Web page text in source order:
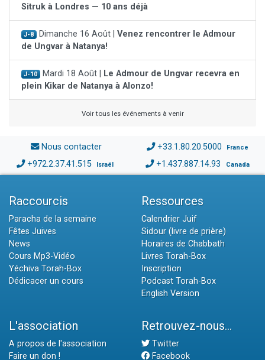
Sitruk à Londres — 10 ans déjà
J-8 Dimanche 16 Août | Venez rencontrer le Admour
de Ungvar à Natanya!
J-10 Mardi 18 Août |
Le Admour de Ungvar recevra en
plein Kikar de Natanya à Alonzo!
Voir tous les événements à venir
Nous contacter +33.1.80.20.5000 France
+972.2.37.41.515 Israël +1.437.887.14.93 Canada
Raccourcis
Paracha de la semaine
Fêtes Juives
News
Cours Mp3-Vidéo
Yéchiva Torah-Box
Dédicacer un cours
Ressources
Calendrier Juif
Sidour (livre de prière)
Horaires de Chabbath
Livres Torah-Box
Inscription
Podcast Torah-Box
English Version
L'association
A propos de l'association
Faire un don !
Retrouvez-nous...
Twitter
Facebook